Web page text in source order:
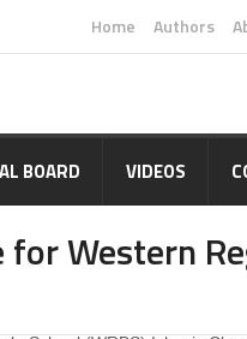
Home Authors
BOARD VIDEOS
Western